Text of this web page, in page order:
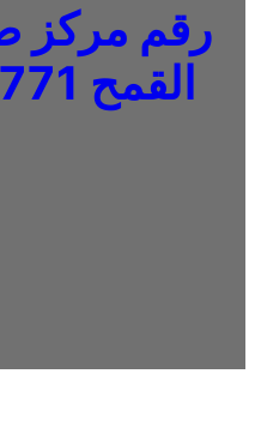
رقم مركز
القمح 01129347771